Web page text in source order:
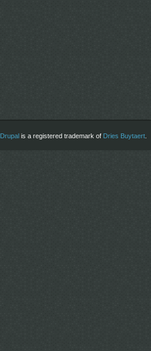
Drupal is a registered trademark of Dries Buytaert